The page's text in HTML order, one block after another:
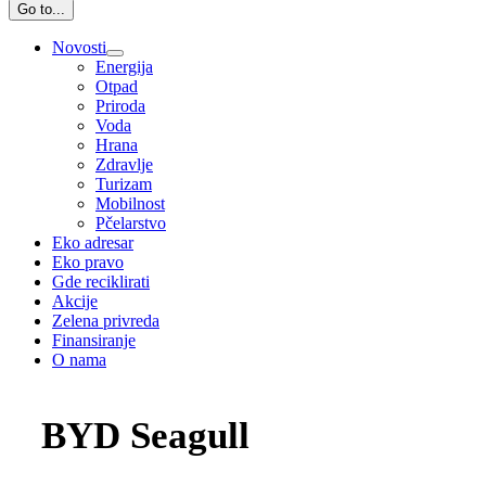
Go to...
Novosti
Energija
Otpad
Priroda
Voda
Hrana
Zdravlje
Turizam
Mobilnost
Pčelarstvo
Eko adresar
Eko pravo
Gde reciklirati
Akcije
Zelena privreda
Finansiranje
O nama
BYD Seagull